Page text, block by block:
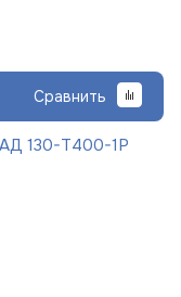
Сравнить
130-Т400-1Р